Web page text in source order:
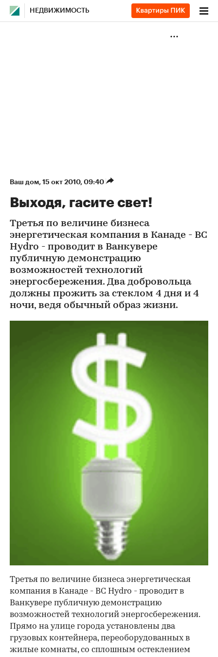
НЕДВИЖИМОСТЬ
Ваш дом⁠, 15 окт 2010, 09:40
Выходя, гасите свет!
Третья по величине бизнеса
энергетическая компания в Канаде - BC
Hydro - проводит в Ванкувере
публичную демонстрацию
возможностей технологий
энергосбережения. Два добровольца
должны прожить за стеклом 4 дня и 4
ночи, ведя обычный образ жизни.
Третья по величине бизнеса энергетическая
компания в Канаде - BC Hydro - проводит в
Ванкувере публичную демонстрацию
возможностей технологий энергосбережения.
Прямо на улице города установлены два
грузовых контейнера, переоборудованных в
жилые комнаты, со сплошным остеклением